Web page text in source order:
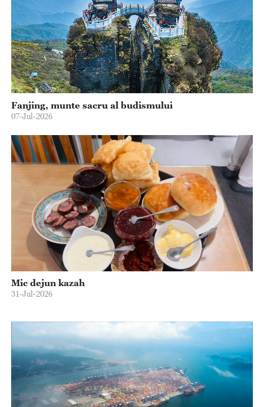
Fanjing, munte sacru al budismului
07-Jul-2026
Mic dejun kazah
31-Jul-2026